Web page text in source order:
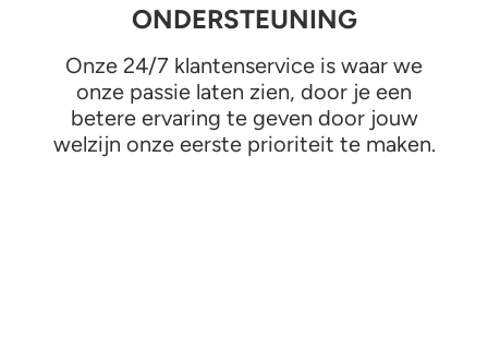
ONDERSTEUNING
Onze 24/7 klantenservice is waar we
onze passie laten zien, door je een
betere ervaring te geven door jouw
welzijn onze eerste prioriteit te maken.